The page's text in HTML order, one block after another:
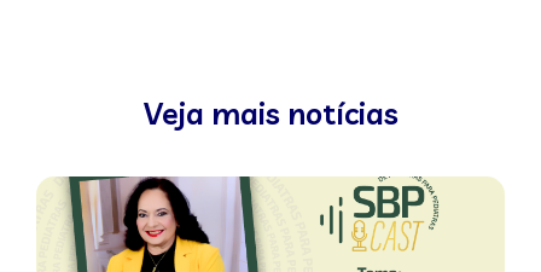
Veja mais notícias